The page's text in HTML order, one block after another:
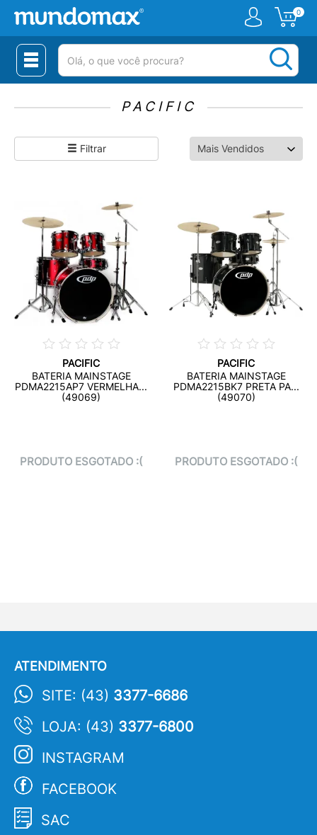
0
(pesquisar)
PACIFIC
Filtrar
PACIFIC
BATERIA MAINSTAGE
PDMA2215AP7 VERMELHA...
(49069)
PRODUTO ESGOTADO :(
PACIFIC
BATERIA MAINSTAGE
PDMA2215BK7 PRETA PA...
(49070)
PRODUTO ESGOTADO :(
ATENDIMENTO
SITE: (43) 3377-6686
LOJA: (43) 3377-6800
INSTAGRAM
FACEBOOK
SAC